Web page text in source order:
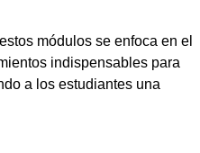
módulos se enfoca en el
indispensables para
a los estudiantes una